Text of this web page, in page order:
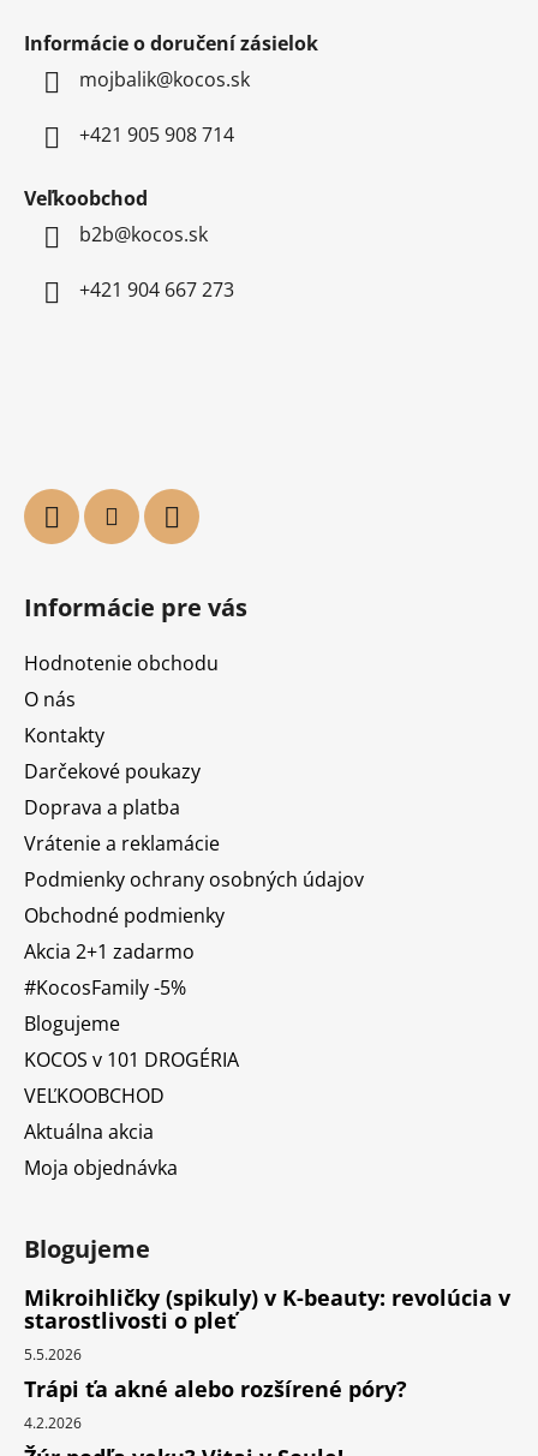
Informácie o doručení zásielok
mojbalik@kocos.sk
+421 905 908 714
Veľkoobchod
b2b@kocos.sk
+421 904 667 273
Informácie pre vás
Hodnotenie obchodu
O nás
Kontakty
Darčekové poukazy
Doprava a platba
Vrátenie a reklamácie
Podmienky ochrany osobných údajov
Obchodné podmienky
Akcia 2+1 zadarmo
#KocosFamily -5%
Blogujeme
KOCOS v 101 DROGÉRIA
VEĽKOOBCHOD
Aktuálna akcia
Moja objednávka
Blogujeme
Mikroihličky (spikuly) v K-beauty: revolúcia v
starostlivosti o pleť
5.5.2026
Trápi ťa akné alebo rozšírené póry?
4.2.2026